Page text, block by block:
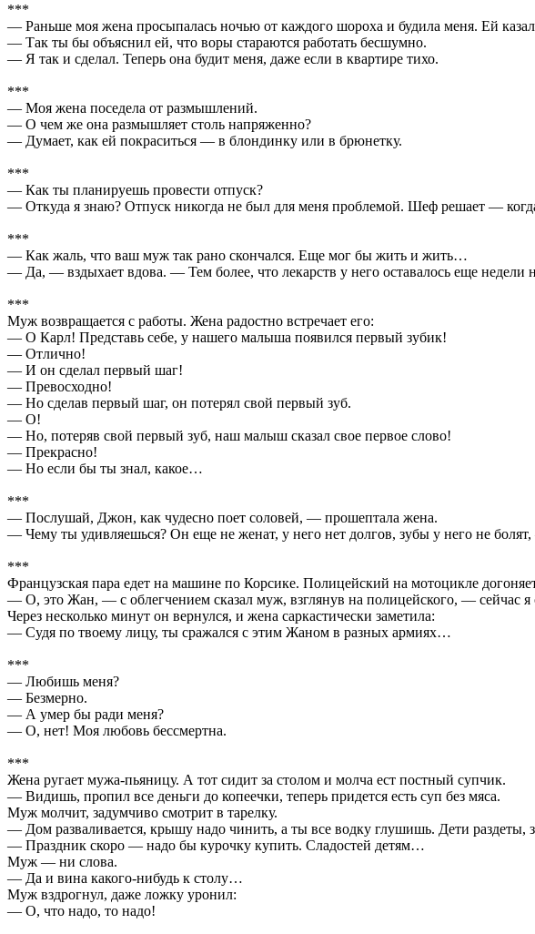
***
— Раньше моя жена просыпалась ночью от каждого шороха и будила меня. Ей
— Так ты бы объяснил ей, что воры стараются работать бесшумно.
— Я так и сделал. Теперь она будит меня, даже если в квартире тихо.
***
— Моя жена поседела от размышлений.
— О чем же она размышляет столь напряженно?
— Думает, как ей покраситься — в блондинку или в брюнетку.
***
— Как ты планируешь провести отпуск?
— Откуда я знаю? Отпуск никогда не был для меня проблемой. Шеф решает —
***
— Как жаль, что ваш муж так рано скончался. Еще мог бы жить и жить…
— Да, — вздыхает вдова. — Тем более, что лекарств у него оставалось еще недели
***
Муж возвращается с работы. Жена радостно встречает его:
— О Карл! Представь себе, у нашего малыша появился первый зубик!
— Отлично!
— И он сделал первый шаг!
— Превосходно!
— Но сделав первый шаг, он потерял свой первый зуб.
— О!
— Но, потеряв свой первый зуб, наш малыш сказал свое первое слово!
— Прекрасно!
— Но если бы ты знал, какое…
***
— Послушай, Джон, как чудесно поет соловей, — прошептала жена.
— Чему ты удивляешься? Он еще не женат, у него нет долгов, зубы у него не
***
Французская пара едет на машине по Корсике. Полицейский на мотоцикле
— О, это Жан, — с облегчением сказал муж, взглянув на полицейского, — сейчас
Через несколько минут он вернулся, и жена саркастически заметила:
— Судя по твоему лицу, ты сражался с этим Жаном в разных армиях…
***
— Любишь меня?
— Безмерно.
— А умер бы ради меня?
— О, нет! Моя любовь бессмертна.
***
Жена ругает мужа-пьяницу. А тот сидит за столом и молча ест постный супчик.
— Видишь, пропил все деньги до копеечки, теперь придется есть суп без мяса.
Муж молчит, задумчиво смотрит в тарелку.
— Дом разваливается, крышу надо чинить, а ты все водку глушишь. Дети
— Праздник скоро — надо бы курочку купить. Сладостей детям…
Муж — ни слова.
— Да и вина какого-нибудь к столу…
Муж вздрогнул, даже ложку уронил:
— О, что надо, то надо!